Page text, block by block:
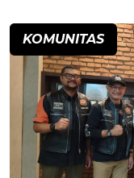
KOMUNITAS